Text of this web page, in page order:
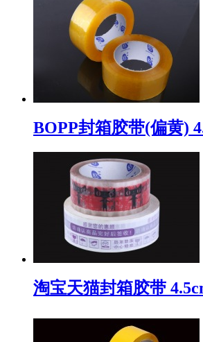
BOPP封箱胶带(偏黄)
淘宝天猫封箱胶带